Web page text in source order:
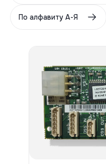
По алфавиту А-Я